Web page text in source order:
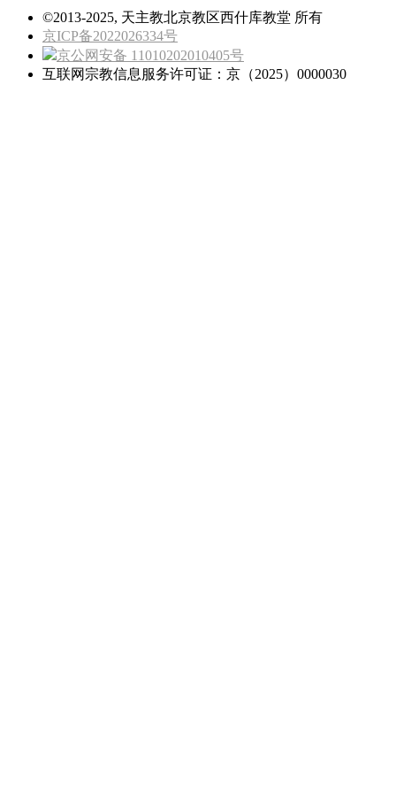
©2013-2025, 天主教北京教区西什库教堂 所有
京ICP备2022026334号
京公网安备 11010202010405号
互联网宗教信息服务许可证：京（2025）0000030